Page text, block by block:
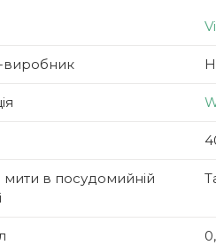
виробник
в посудомийній